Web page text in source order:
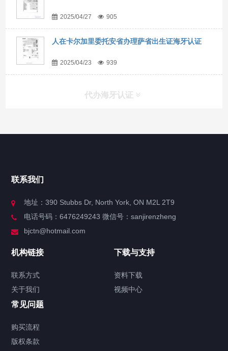
2025/04/27 905
人在卡尔加里委托安省办理萨省出生证海牙认证
2025/04/23 939
代办海牙认证
服务分类
签署类文件海牙认证程序费用
视频中心
联系我们
地址：390 Stubbs Dr, North York, ON M2L 2T9
电话号码：6476249243 微信号：sanjirenzheng
bjctn@hotmail.com
机构链接
联系方式
关于我们
下载与支持
资料下载
视频中心
常见问题
购买流程
版权条款